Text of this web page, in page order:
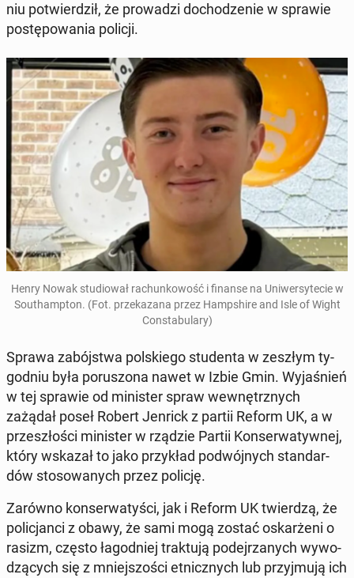
niu po­twier­dził, że pro­wa­dzi do­cho­dze­nie w sprawie
po­stę­po­wa­nia policji.
Henry Nowak stu­dio­wał ra­chun­ko­wość i finanse na Uni­wer­sy­te­cie w
So­uthamp­ton. (Fot. prze­ka­za­na przez Hamp­shi­re and Isle of Wight
Con­sta­bu­la­ry)
Sprawa za­bój­stwa pol­skie­go stu­den­ta w zeszłym ty­
go­dniu była po­ru­szo­na nawet w Izbie Gmin. Wy­ja­śnień
w tej sprawie od mi­ni­ster spraw we­wnętrz­nych
zażądał poseł Robert Jenrick z partii Reform UK, a w
prze­szło­ści mi­ni­ster w rządzie Partii Kon­ser­wa­tyw­nej,
który wskazał to jako przy­kład po­dwój­nych stan­dar­
dów sto­so­wa­nych przez policję.
Zarówno kon­ser­wa­ty­ści, jak i Reform UK twier­dzą, że
po­li­cjan­ci z obawy, że sami mogą zostać oskar­że­ni o
rasizm, często ła­god­niej trak­tu­ją po­dej­rza­nych wy­wo­
dzą­cych się z mniej­szo­ści et­nicz­nych lub przyj­mu­ją ich